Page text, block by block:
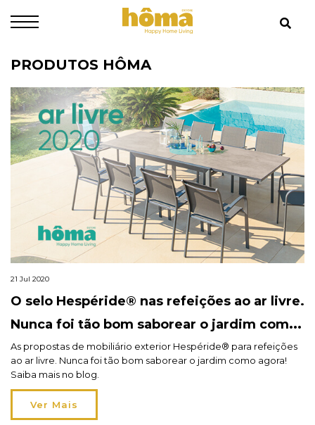
PRODUTOS HÔMA
21 Jul 2020
O selo Hespéride® nas refeições ao ar livre.
Nunca foi tão bom saborear o jardim como
agora!
As propostas de mobiliário exterior Hespéride® para refeições
ao ar livre. Nunca foi tão bom saborear o jardim como agora!
Saiba mais no blog.
Ver Mais